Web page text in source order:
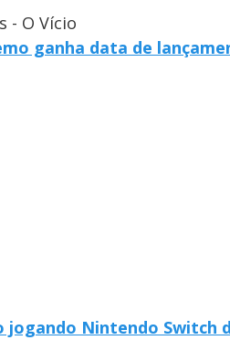
- O Vício
ganha data de
jogando Nintendo Switch